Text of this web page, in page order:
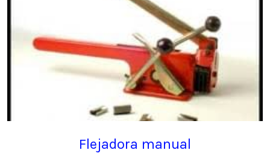
Flejadora manual